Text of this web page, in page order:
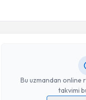
Bu uzmandan online
takvimi